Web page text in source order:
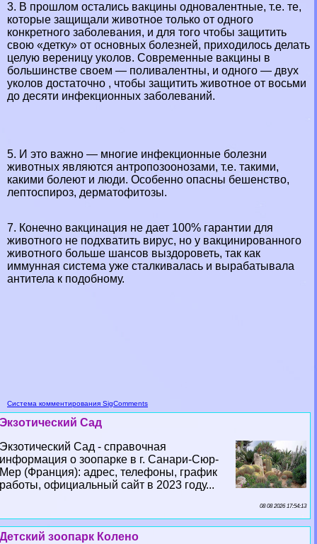
3. В прошлом остались вакцины одновалентные, т.е. те,
которые защищали животное только от одного
конкретного заболевания, и для того чтобы защитить
свою «детку» от основных болезней, приходилось делать
целую вереницу уколов. Современные вакцины в
большинстве своем — поливалентны, и одного — двух
уколов достаточно , чтобы защитить животное от восьми
до десяти инфекционных заболеваний.
5. И это важно — многие инфекционные болезни
животных являются антропозоонозами, т.е. такими,
какими болеют и люди. Особенно опасны бешенство,
лептоспироз, дерматофитозы.
7. Конечно вакцинация не дает 100% гарантии для
животного не подхватить вирус, но у вакцинированного
животного больше шансов выздороветь, так как
иммунная система уже сталкивалась и выpaбатывала
антитела к подобному.
Система комментирования SigComments
Экзотический Сад
Экзотический Сад - справочная
информация о зоопарке в г. Санари-Сюр-
Мер (Франция): адрес, телефоны, график
работы, официальный сайт в 2023 году...
08 08 2026 17:54:13
Детский зоопарк Колено